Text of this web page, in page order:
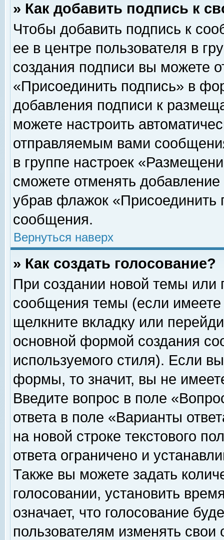
» Как добавить подпись к
Чтобы добавить подпись к
ее в центре пользователя в
создания подписи вы можете
«Присоединить подпись» в
добавления подписи к
можете настроить
отправляемым вами
в группе настроек
сможете отменять
убрав флажок «Присоединить
сообщения.
Вернуться наверх
» Как создать голосование?
При создании новой темы или
сообщения темы (если
щелкните вкладку или
основной формой создания
используемого стиля). Если
формы, то значит, вы не
Введите вопрос в поле
ответа в поле «Варианты
на новой строке текстового
ответа ограничено и
Также вы можете задать
голосовании, установить
означает, что голосование
пользователям изменять свои